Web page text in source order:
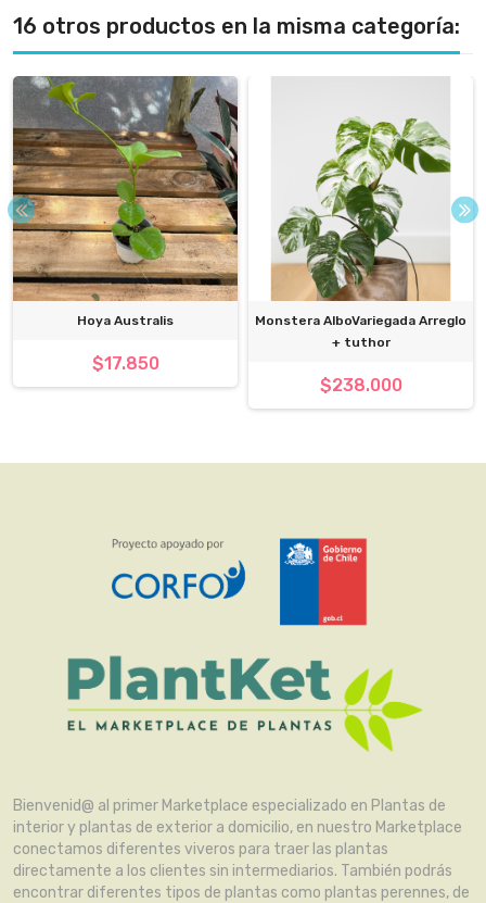
16 otros productos en la misma categoría:
Hoya Australis
$17.850
Monstera AlboVariegada Arreglo
+ tuthor
$238.000
Bienvenid@ al primer Marketplace especializado en Plantas de
interior y plantas de exterior a domicilio, en nuestro Marketplace
conectamos diferentes viveros para traer las plantas
directamente a los clientes sin intermediarios. También podrás
encontrar diferentes tipos de plantas como plantas perennes, de